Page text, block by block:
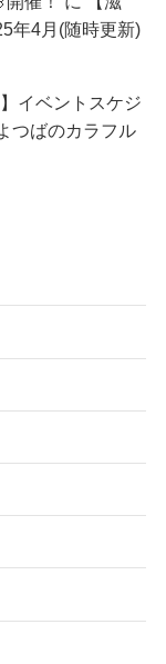
年4月(随時更新)
】イベントスケジ
つばのカラフル